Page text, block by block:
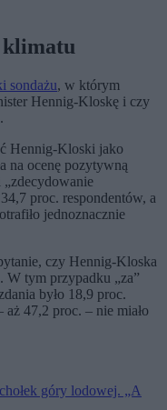
klimatu
sondażu, w którym
Hennig-Kloskę i czy
Hennig-Kloski jako
na ocenę pozytywną
proc. respondentów, a
jednoznacznie
czy Hennig-Kloska
W tym przypadku „za”
było 18,9 proc.
47,2 proc. – nie miało
góry lodowej. „A